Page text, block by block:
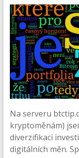
Na serveru
kryptoměnám)
diverzifikaci
digitálních měn.